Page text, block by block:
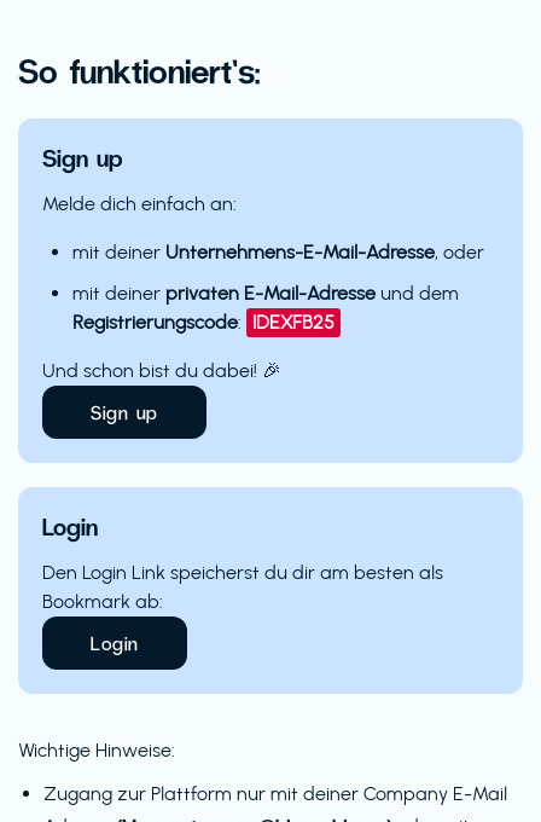
So funktioniert’s:
Sign up
Melde dich einfach an:
mit deiner Unternehmens-E-Mail-Adresse, oder
mit deiner privaten E-Mail-Adresse und dem
Registrierungscode: IDEXFB25
Und schon bist du dabei! 🎉
Sign up
Login
Den Login Link speicherst du dir am besten als
Bookmark ab:
Login
Wichtige Hinweise:
Zugang zur Plattform nur mit deiner Company E-Mail